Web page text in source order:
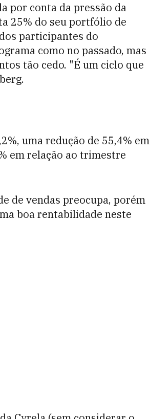
por conta da pressão da
25% do seu portfólio de
participantes do
como no passado, mas
tão cedo. "É um ciclo que
uma redução de 55,4% em
em relação ao trimestre
de vendas preocupa, porém
boa rentabilidade neste